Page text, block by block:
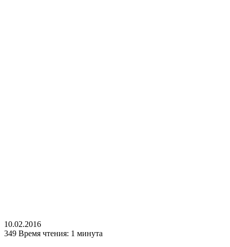
10.02.2016
349 Время чтения: 1 минута